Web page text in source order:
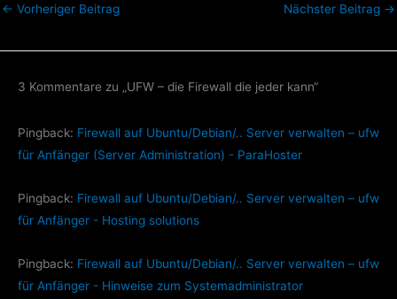
← Vorheriger Beitrag Nächster Beitrag →
3 Kommentare zu „UFW – die Firewall die jeder kann“
Pingback: Firewall auf Ubuntu/Debian/.. Server verwalten – ufw
für Anfänger (Server Administration) - ParaHoster
Pingback: Firewall auf Ubuntu/Debian/.. Server verwalten – ufw
für Anfänger - Hosting solutions
Pingback: Firewall auf Ubuntu/Debian/.. Server verwalten – ufw
für Anfänger - Hinweise zum Systemadministrator